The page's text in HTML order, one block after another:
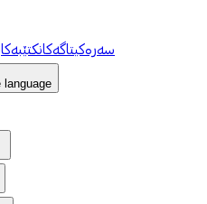
سەرەکیتاگەکان
language